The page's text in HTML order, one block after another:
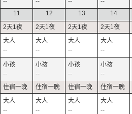
11
--
--
--
12
--
--
--
13
--
--
--
14
--
--
--